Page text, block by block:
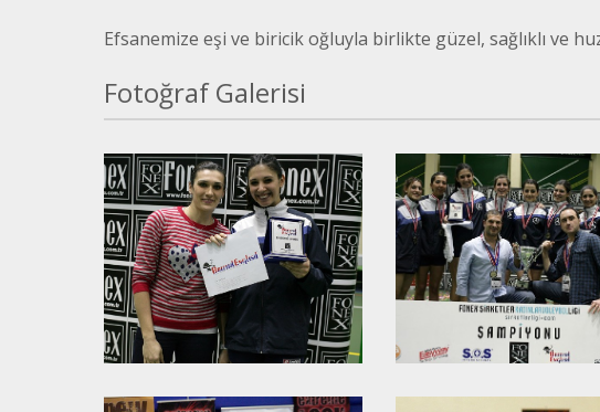
Efsanemize eşi ve biricik oğluyla birlikte güzel, sağlıklı ve
Fotoğraf Galerisi